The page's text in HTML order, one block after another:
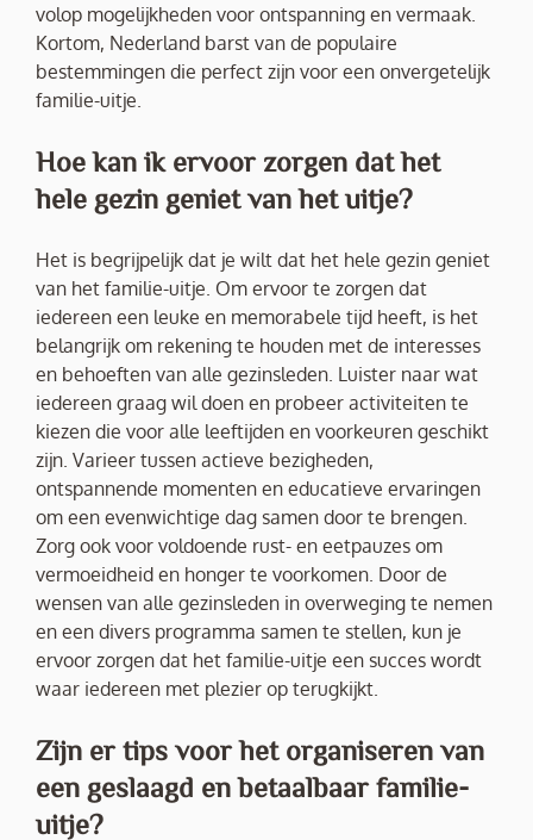
volop mogelijkheden voor ontspanning en vermaak.
Kortom, Nederland barst van de populaire
bestemmingen die perfect zijn voor een onvergetelijk
familie-uitje.
Hoe kan ik ervoor zorgen dat het
hele gezin geniet van het uitje?
Het is begrijpelijk dat je wilt dat het hele gezin geniet
van het familie-uitje. Om ervoor te zorgen dat
iedereen een leuke en memorabele tijd heeft, is het
belangrijk om rekening te houden met de interesses
en behoeften van alle gezinsleden. Luister naar wat
iedereen graag wil doen en probeer activiteiten te
kiezen die voor alle leeftijden en voorkeuren geschikt
zijn. Varieer tussen actieve bezigheden,
ontspannende momenten en educatieve ervaringen
om een evenwichtige dag samen door te brengen.
Zorg ook voor voldoende rust- en eetpauzes om
vermoeidheid en honger te voorkomen. Door de
wensen van alle gezinsleden in overweging te nemen
en een divers programma samen te stellen, kun je
ervoor zorgen dat het familie-uitje een succes wordt
waar iedereen met plezier op terugkijkt.
Zijn er tips voor het organiseren van
een geslaagd en betaalbaar familie-
uitje?